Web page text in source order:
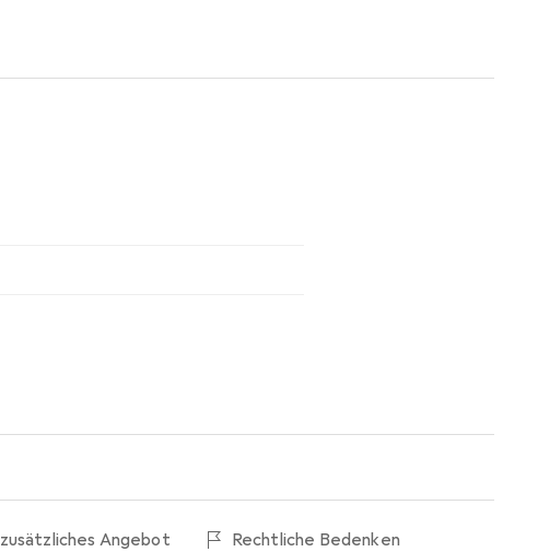
und minimieren
zusätzliches Angebot
Rechtliche Bedenken